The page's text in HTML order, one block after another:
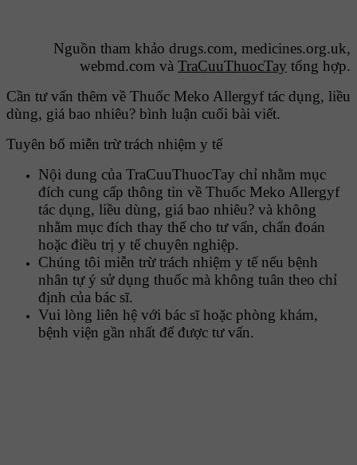
Nguồn tham khảo drugs.com, medicines.org.uk,
webmd.com và TraCuuThuocTay tổng hợp.
Cần tư vấn thêm về Thuốc Meko Allergyf tác dụng, liều
dùng, giá bao nhiêu? bình luận cuối bài viết.
Tuyên bố miễn trừ trách nhiệm y tế
Nội dung của TraCuuThuocTay chỉ nhằm mục
đích cung cấp thông tin về Thuốc Meko Allergyf
tác dụng, liều dùng, giá bao nhiêu? và không
nhằm mục đích thay thế cho tư vấn, chẩn đoán
hoặc điều trị y tế chuyên nghiệp.
Chúng tôi miễn trừ trách nhiệm y tế nếu bệnh
nhân tự ý sử dụng thuốc mà không tuân theo chỉ
định của bác sĩ.
Vui lòng liên hệ với bác sĩ hoặc phòng khám,
bệnh viện gần nhất để được tư vấn.